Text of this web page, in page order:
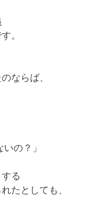
。
ならば、
の？」
る
たとしても、